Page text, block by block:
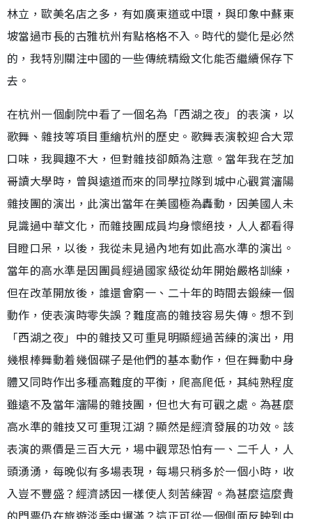
林立，歐美名店之多，有如廣東道或中環，與印象中蘇東
坡當過市長的古雅杭州有點格格不入。時代的變化是必然
的，我特別關注中國的一些傳統精緻文化能否繼續保存下
去。
在杭州一個劇院中看了一個名為「西湖之夜」的表演，以
歌舞、雜技等項目重繪杭州的歷史。歌舞表演較迎合大眾
口味，我興趣不大，但對雜技卻頗為注意。當年我在芝加
哥讀大學時，曾與遠道而來的同學拉隊到城中心觀賞瀋陽
雜技團的演出，此演出當年在美國極為轟動，因美國人未
見識過中華文化，而雜技團成員均身懷絕技，人人都看得
目瞪口呆，以後，我從未見過內地有如此高水準的演出。
當年的高水準是因團員經過國家級從幼年開始嚴格訓練，
但在改革開放後，誰還會窮一、二十年的時間去鍛練一個
動作，使表演時零失誤？難度高的雜技容易失傳。想不到
「西湖之夜」中的雜技又可重見明顯經過苦練的演出，用
幾根棒舞動着幾個碟子是他們的基本動作，但在舞動中身
體又同時作出多種高難度的平衡，爬高爬低，其純熟程度
雖遠不及當年瀋陽的雜技團，但也大有可觀之處。為甚麼
高水準的雜技又可重現江湖？顯然是經濟發展的功效。該
表演的票價是三百大元，場中觀眾恐怕有一、二千人，人
頭湧湧，每晚似有多場表現，每場只稍多於一個小時，收
入豈不豐盛？經濟誘因一樣使人刻苦練習。為甚麼這麼貴
的門票仍在旅遊淡季中爆滿？這正可從一個側面反映到中